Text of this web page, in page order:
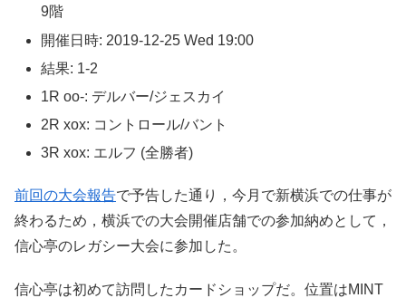
9階
開催日時: 2019-12-25 Wed 19:00
結果: 1-2
1R oo-: デルバー/ジェスカイ
2R xox: コントロール/バント
3R xox: エルフ (全勝者)
前回の大会報告で予告した通り，今月で新横浜での仕事が
終わるため，横浜での大会開催店舗での参加納めとして，
信心亭のレガシー大会に参加した。
信心亭は初めて訪問したカードショップだ。位置はMINT